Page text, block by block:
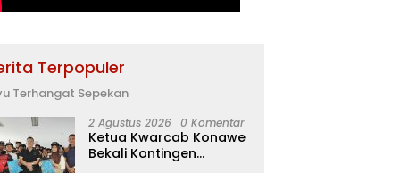
Terpopuler
Terhangat Sepekan
2 Agustus 2026 0 Komentar
Ketua Kwarcab Konawe
Bekali Kontingen